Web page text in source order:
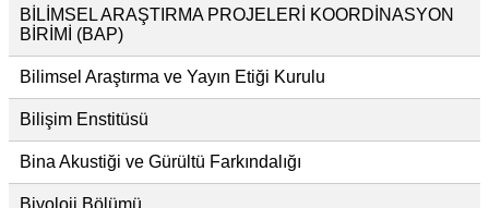
BİLİMSEL ARAŞTIRMA PROJELERİ KOORDİNASYON
BİRİMİ (BAP)
Bilimsel Araştırma ve Yayın Etiği Kurulu
Bilişim Enstitüsü
Bina Akustiği ve Gürültü Farkındalığı
Biyoloji Bölümü